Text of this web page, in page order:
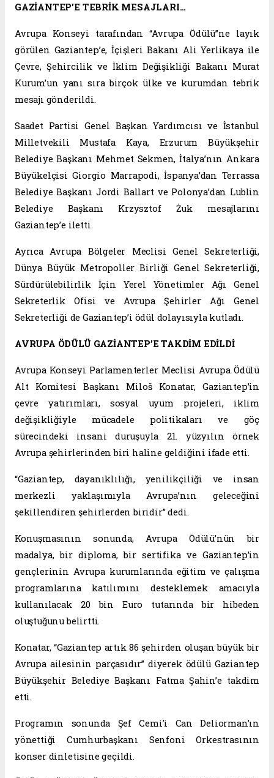
GAZİANTEP’E TEBRİK MESAJLARI…
Avrupa Konseyi tarafından “Avrupa Ödülü”ne layık
görülen Gaziantep’e, İçişleri Bakanı Ali Yerlikaya ile
Çevre, Şehircilik ve İklim Değişikliği Bakanı Murat
Kurum’un yanı sıra birçok ülke ve kurumdan tebrik
mesajı gönderildi.
Saadet Partisi Genel Başkan Yardımcısı ve İstanbul
Milletvekili Mustafa Kaya, Erzurum Büyükşehir
Belediye Başkanı Mehmet Sekmen, İtalya’nın Ankara
Büyükelçisi Giorgio Marrapodi, İspanya’dan Terrassa
Belediye Başkanı Jordi Ballart ve Polonya’dan Lublin
Belediye Başkanı Krzysztof Żuk mesajlarını
Gaziantep’e iletti.
Ayrıca Avrupa Bölgeler Meclisi Genel Sekreterliği,
Dünya Büyük Metropoller Birliği Genel Sekreterliği,
Sürdürülebilirlik İçin Yerel Yönetimler Ağı Genel
Sekreterlik Ofisi ve Avrupa Şehirler Ağı Genel
Sekreterliği de Gaziantep’i ödül dolayısıyla kutladı.
AVRUPA ÖDÜLÜ GAZİANTEP’E TAKDİM EDİLDİ
Avrupa Konseyi Parlamenterler Meclisi Avrupa Ödülü
Alt Komitesi Başkanı Miloš Konatar, Gaziantep’in
çevre yatırımları, sosyal uyum projeleri, iklim
değişikliğiyle mücadele politikaları ve göç
sürecindeki insani duruşuyla 21. yüzyılın örnek
Avrupa şehirlerinden biri haline geldiğini ifade etti.
“Gaziantep, dayanıklılığı, yenilikçiliği ve insan
merkezli yaklaşımıyla Avrupa’nın geleceğini
şekillendiren şehirlerden biridir” dedi.
Konuşmasının sonunda, Avrupa Ödülü’nün bir
madalya, bir diploma, bir sertifika ve Gaziantep’in
gençlerinin Avrupa kurumlarında eğitim ve çalışma
programlarına katılımını desteklemek amacıyla
kullanılacak 20 bin Euro tutarında bir hibeden
oluştuğunu belirtti.
Konatar, “Gaziantep artık 86 şehirden oluşan büyük bir
Avrupa ailesinin parçasıdır” diyerek ödülü Gaziantep
Büyükşehir Belediye Başkanı Fatma Şahin’e takdim
etti.
Programın sonunda Şef Cemi'i Can Deliorman’ın
yönettiği Cumhurbaşkanı Senfoni Orkestrasının
konser dinletisine geçildi.